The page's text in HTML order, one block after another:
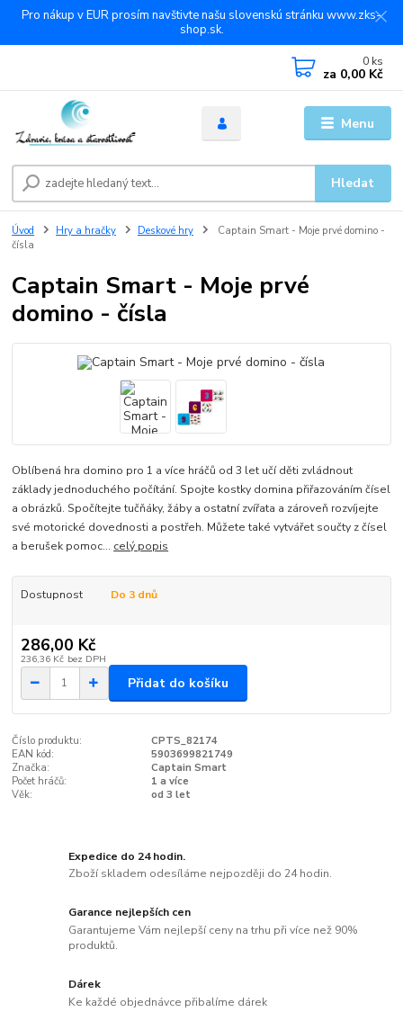
Pro nákup v EUR prosím navštivte našu slovenskú stránku www.zks-
shop.sk.
Menu
Hledat
0 ks
za 0,00 Kč
Úvod Hry a hračky Deskové hry
Captain Smart - Moje prvé domino -
čísla
Captain Smart - Moje prvé
domino - čísla
Oblíbená hra domino pro 1 a více hráčů od 3 let učí děti zvládnout
základy jednoduchého počítání. Spojte kostky domina přiřazováním čísel
a obrázků. Spočítejte tučňáky, žáby a ostatní zvířata a zároveň rozvíjejte
své motorické dovednosti a postřeh. Můžete také vytvářet součty z čísel
a berušek pomoc... celý popis
Dostupnost Do 3 dnů
286,00 Kč
236,36 Kč bez DPH
Přidat do košíku
Číslo produktu:
CPTS_82174
EAN kód:
5903699821749
Značka:
Captain Smart
Počet hráčů:
1 a více
Věk:
od 3 let
Expedice do 24 hodin.
Zboží skladem odesíláme nejpozději do 24 hodin.
Garance nejlepších cen
Garantujeme Vám nejlepší ceny na trhu při více než 90%
produktů.
Dárek
Ke každé objednávce přibalíme dárek